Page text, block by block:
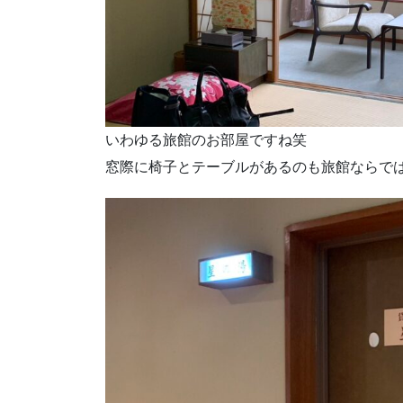
いわゆる旅館のお部屋ですね笑
窓際に椅子とテーブルがあるのも旅館ならで